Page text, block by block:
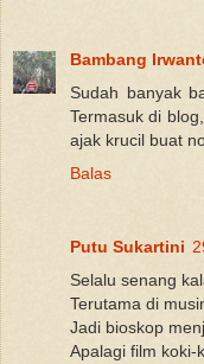
Bambang
Sudah banyak
Termasuk di
ajak krucil buat
Balas
Putu Sukartini
Selalu senang
Terutama di
Jadi bioskop
Apalagi film koki-